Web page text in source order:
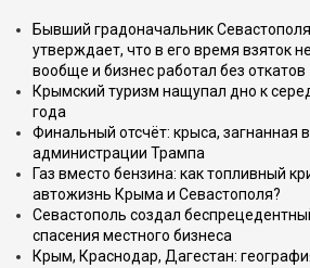
Бывший градоначальник
утверждает, что в его время взяток
вообще и бизнес работал без откатов
Крымский туризм нащупал дно к
года
Финальный отсчёт: крыса, загнанная
администрации Трампа
Газ вместо бензина: как топливный
автожизнь Крыма и Севастополя?
Севастополь создал
спасения местного бизнеса
Крым, Краснодар, Дагестан: